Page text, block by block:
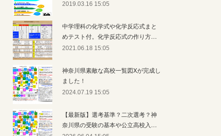
2019.03.16 15:05
中学理科の化学式や化学反応式まと
めテスト付。化学反応式の作り方…
2021.06.18 15:05
神奈川県素敵な高校一覧図Xが完成し
ました！
2024.07.19 15:05
【最新版】選考基準？二次選考？神
奈川県の受験の基本や公立高校入…